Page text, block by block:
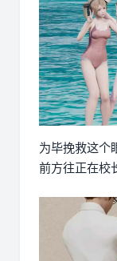
为毕挽救这个
前方往正在校